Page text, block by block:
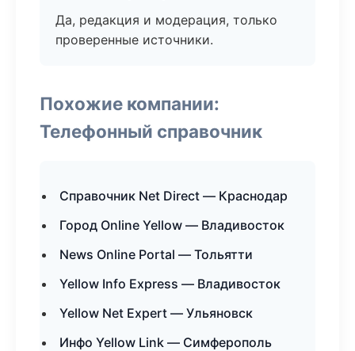
Да, редакция и модерация, только
проверенные источники.
Похожие компании:
Телефонный справочник
Справочник Net Direct — Краснодар
Город Online Yellow — Владивосток
News Online Portal — Тольятти
Yellow Info Express — Владивосток
Yellow Net Expert — Ульяновск
Инфо Yellow Link — Симферополь